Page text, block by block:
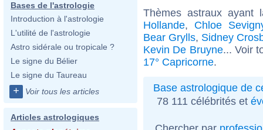
Bases de l'astrologie
Introduction à l'astrologie
L'utilité de l'astrologie
Astro sidérale ou tropicale ?
Le signe du Bélier
Le signe du Taureau
+ Voir tous les articles
Articles astrologiques
Thèmes astraux
Hollande, Chloe
Bear Grylls, Sidney
Kevin De Bruyne... Voir
17° Capricorne.
Base astrologique de
78 111 célébrités et